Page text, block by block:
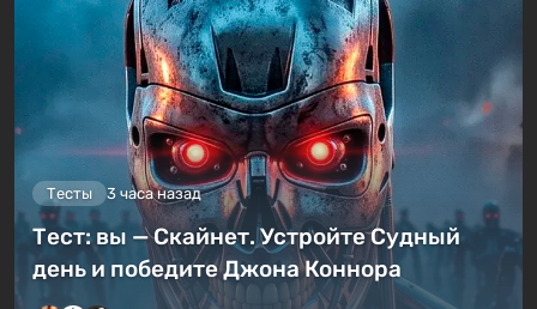
Тесты 3 часа назад
Тест: вы — Скайнет. Устройте Судный
день и победите Джона Коннора